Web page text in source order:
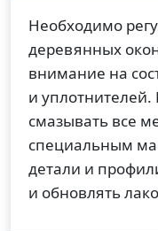
Необходимо
деревянных
внимание на
и уплотнителей.
смазывать все
специальным
детали и
и обновлять